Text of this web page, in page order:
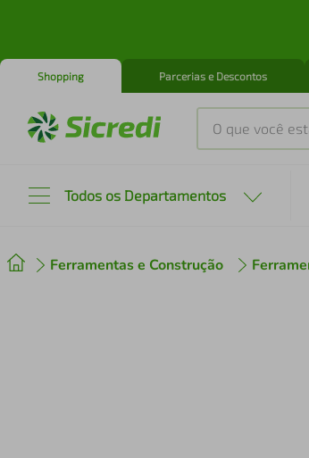
Shopping Parcerias e Descontos
O que você está
Todos os Departamentos
Ferramentas e Construção
2º cafeteira